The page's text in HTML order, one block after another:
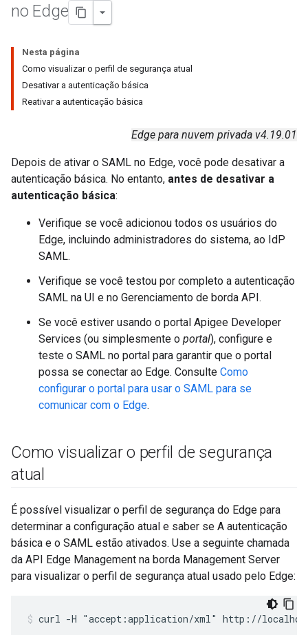
no Edge
Nesta página
Como visualizar o perfil de segurança atual
Desativar a autenticação básica
Reativar a autenticação básica
Edge para nuvem privada v4.19.01
Depois de ativar o SAML no Edge, você pode desativar a
autenticação básica. No entanto, antes de desativar a
autenticação básica:
Verifique se você adicionou todos os usuários do
Edge, incluindo administradores do sistema, ao IdP
SAML.
Verifique se você testou por completo a autenticação
SAML na UI e no Gerenciamento de borda API.
Se você estiver usando o portal Apigee Developer
Services (ou simplesmente o portal), configure e
teste o SAML no portal para garantir que o portal
possa se conectar ao Edge. Consulte Como
configurar o portal para usar o SAML para se
comunicar com o Edge.
Como visualizar o perfil de segurança
atual
É possível visualizar o perfil de segurança do Edge para
determinar a configuração atual e saber se A autenticação
básica e o SAML estão ativados. Use a seguinte chamada
da API Edge Management na borda Management Server
para visualizar o perfil de segurança atual usado pelo Edge:
curl -H "accept:application/xml" http://